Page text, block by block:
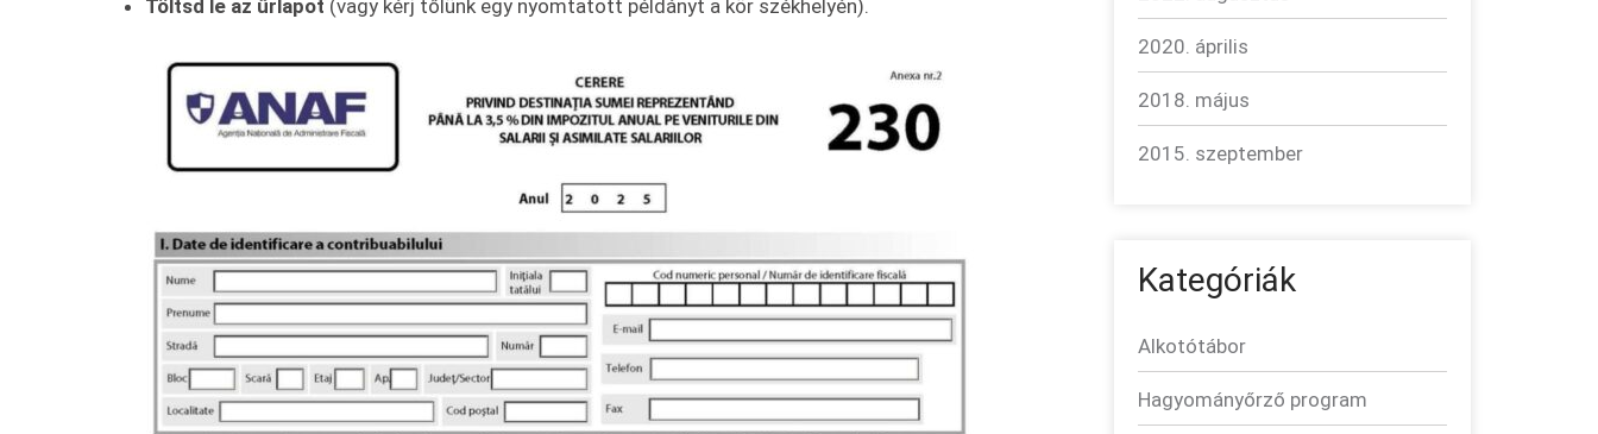
Töltsd le az űrlapot (vagy kérj tőlünk egy nyomtatott példányt a kör székhelyén).
2020. április
2018. május
2015. szeptember
Kategóriák
Alkotótábor
Hagyományőrző program